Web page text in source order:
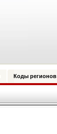
Коды регионов